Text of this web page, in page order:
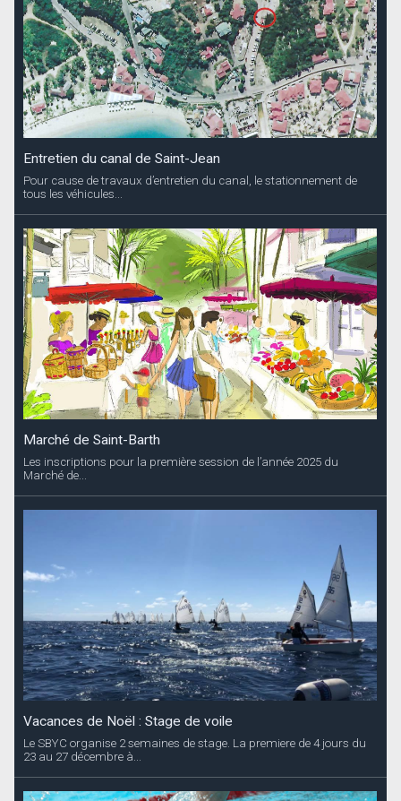
Entretien du canal de Saint-Jean
Pour cause de travaux d’entretien du canal, le stationnement de
tous les véhicules...
Marché de Saint-Barth
Les inscriptions pour la première session de l’année 2025 du
Marché de...
Vacances de Noël : Stage de voile
Le SBYC organise 2 semaines de stage. La premiere de 4 jours du
23 au 27 décembre à...